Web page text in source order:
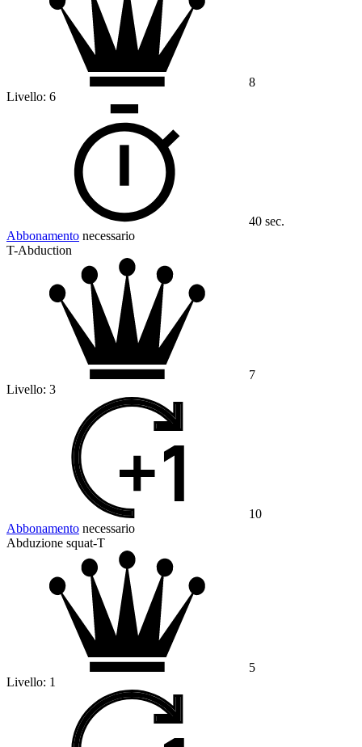
8
Livello: 6
40 sec.
Abbonamento necessario
T-Abduction
7
Livello: 3
10
Abbonamento necessario
Abduzione squat-T
5
Livello: 1